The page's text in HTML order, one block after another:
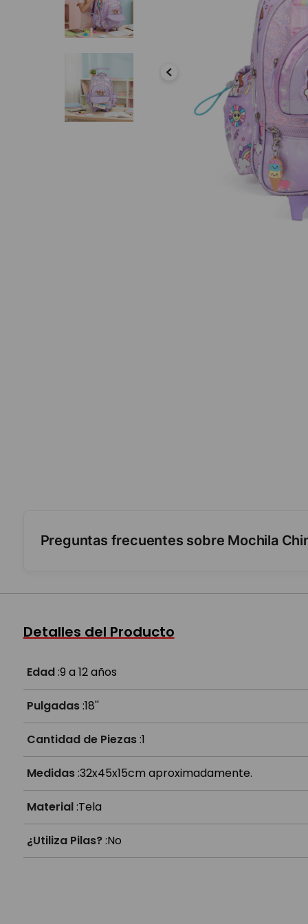
Preguntas frecuentes sobre Mochila
¿Es resistente?
Detalles del Producto
Edad:9 a 12 años
Pulgadas:18''
Cantidad de Piezas:1
Medidas:32x45x15cm aproximadamente.
Material:Tela
¿Utiliza Pilas?:No